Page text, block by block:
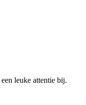
leuke attentie bij.